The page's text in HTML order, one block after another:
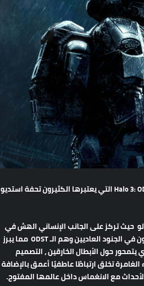
التييعتبرهاالكثيرونتحفةاستديو
حيثتركزعلىالجانبالإنسانيالهشفي
فيالجنودالعاديينوهمالـ ممايبرز
يتمحورحولالأبطالالخارقين،التصميم
الغامرةتخلقارتباطًاعاطفيًاأعمقبالإضافة
معالانغماسداخلعالمهاالمفتوح.